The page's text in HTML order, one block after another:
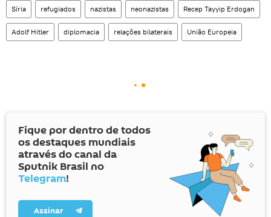
Síria refugiados nazistas neonazistas Recep Tayyip Erdogan
Adolf Hitler diplomacia relações bilaterais União Europeia
Fique por dentro de todos
os destaques mundiais
através do canal da
Sputnik Brasil no
Telegram!
Assinar